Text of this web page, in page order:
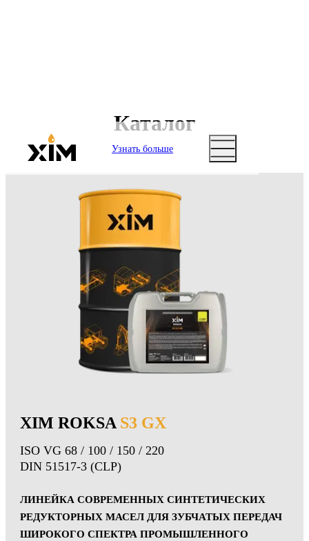
Узнать больше
Каталог
XIM ROKSA S3 GX
ISO VG 68 / 100 / 150 / 220
DIN 51517-3 (CLP)
ЛИНЕЙКА СОВРЕМЕННЫХ СИНТЕТИЧЕСКИХ
РЕДУКТОРНЫХ МАСЕЛ ДЛЯ ЗУБЧАТЫХ ПЕРЕДАЧ
ШИРОКОГО СПЕКТРА ПРОМЫШЛЕННОГО